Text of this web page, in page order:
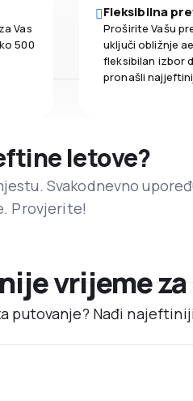
Vas
500
Fleksibilna
Proširite Vašu
uključi obližnje
fleksibilan izbor
pronašli
letove?
Svakodnevno
Provjerite!
vrijeme
putovanje? Nađi